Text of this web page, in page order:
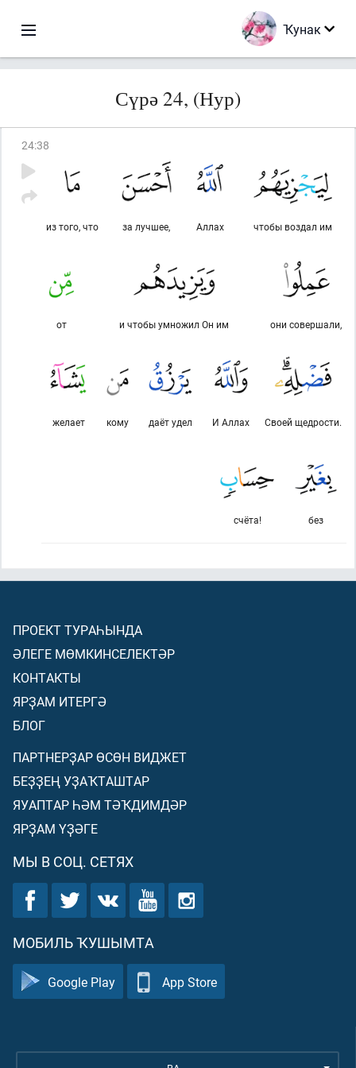
Ҡунак
Сүрә 24, (Нур)
24:38
чтобы воздал им
Аллах
за лучшее,
из того, что
они совершали,
и чтобы умножил Он им
от
Своей щедрости.
И Аллах
даёт удел
кому
желает
без
счёта!
ПРОЕКТ ТУРАҺЫНДА
ӘЛЕГЕ МӨМКИНСЕЛЕКТӘР
КОНТАКТЫ
ЯРҘАМ ИТЕРГӘ
БЛОГ
ПАРТНЕРҘАР ӨСӨН ВИДЖЕТ
БЕҘҘЕҢ УҘАҠТАШТАР
ЯУАПТАР ҺӘМ ТӘҠДИМДӘР
ЯРҘАМ ҮҘӘГЕ
МЫ В СОЦ. СЕТЯХ
МОБИЛЬ ҠУШЫМТА
Google Play App Store